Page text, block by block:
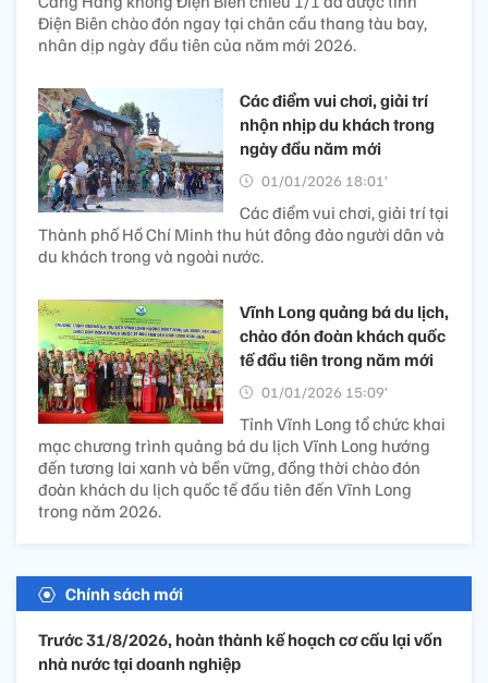
Điện Biên chào đón ngay tại chân cầu thang tàu bay,
nhân dịp ngày đầu tiên của năm mới 2026.
Các điểm vui chơi, giải trí
nhộn nhịp du khách trong
ngày đầu năm mới
01/01/2026 18:01’
Các điểm vui chơi, giải trí tại
Thành phố Hồ Chí Minh thu hút đông đảo người dân và
du khách trong và ngoài nước.
Vĩnh Long quảng bá du lịch,
chào đón đoàn khách quốc
tế đầu tiên trong năm mới
01/01/2026 15:09’
Tỉnh Vĩnh Long tổ chức khai
mạc chương trình quảng bá du lịch Vĩnh Long hướng
đến tương lai xanh và bền vững, đồng thời chào đón
đoàn khách du lịch quốc tế đầu tiên đến Vĩnh Long
trong năm 2026.
Chính sách mới
Trước 31/8/2026, hoàn thành kế hoạch cơ cấu lại vốn
nhà nước tại doanh nghiệp